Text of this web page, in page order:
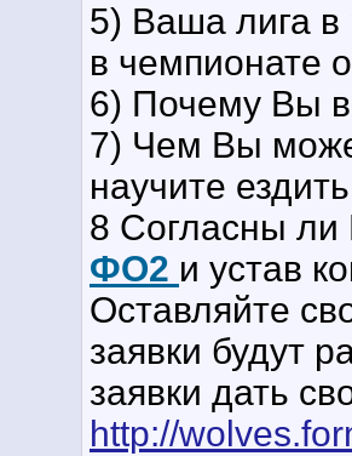
5) Ваша лига в
в чемпионате
6) Почему Вы
7) Чем Вы
научите
8 Согласны
ФО2 и устав
Оставляйте
заявки будут
заявки дать
http://